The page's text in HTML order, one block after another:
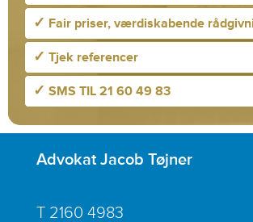
✓ Fair priser, værdiskabende
✓ Tjek referencer
✓ SMS TIL 21 60 49 83
Advokat Jacob Tøjner
T 2160 4983